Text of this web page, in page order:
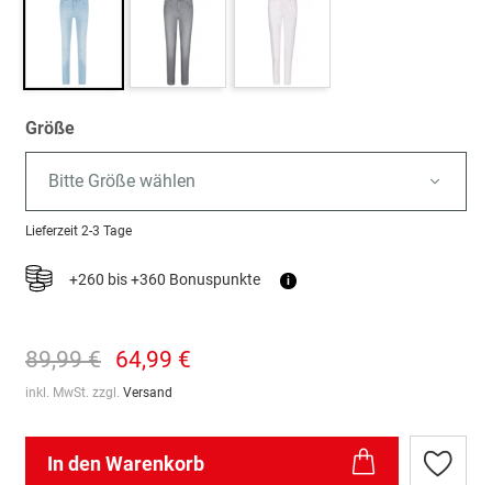
Größe
Bitte Größe wählen
Lieferzeit 2-3 Tage
+260 bis +360 Bonuspunkte i
89,99 € 64,99 €
inkl. MwSt. zzgl. Versand
In den Warenkorb
Zur